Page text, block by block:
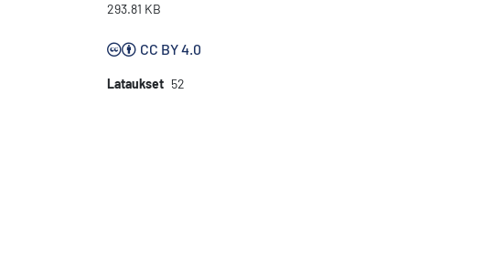
293.81 KB
CC BY 4.0
Lataukset 52